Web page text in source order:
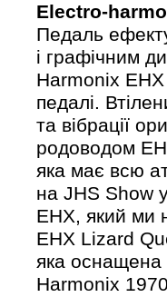
Electro-
Педаль
і графічним
Harmonix
педалі.
та вібрації
родоводом
яка має всю
на JHS Show
EHX, який ми
EHX Lizard
яка оснащена
Harmonix